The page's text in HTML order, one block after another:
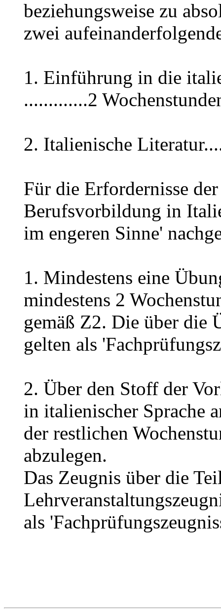
beziehungsweise zu
zwei
1. Einführung in die
.............2
2. Italienische
Für die Erfordernisse
Berufsvorbildung in
im engeren Sinne'
1. Mindestens eine
mindestens 2
gemäß Z2. Die über die
gelten als
2. Über den Stoff der
in italienischer Sprache
der restlichen
abzulegen.
Das Zeugnis über die
als